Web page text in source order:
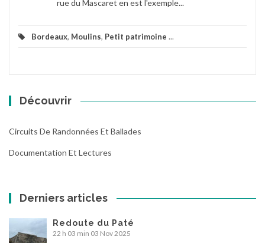
rue du Mascaret en est l'exemple...
Bordeaux, Moulins, Petit patrimoine ...
Découvrir
Circuits De Randonnées Et Ballades
Documentation Et Lectures
Derniers articles
Redoute du Paté
22 h 03 min 03 Nov 2025